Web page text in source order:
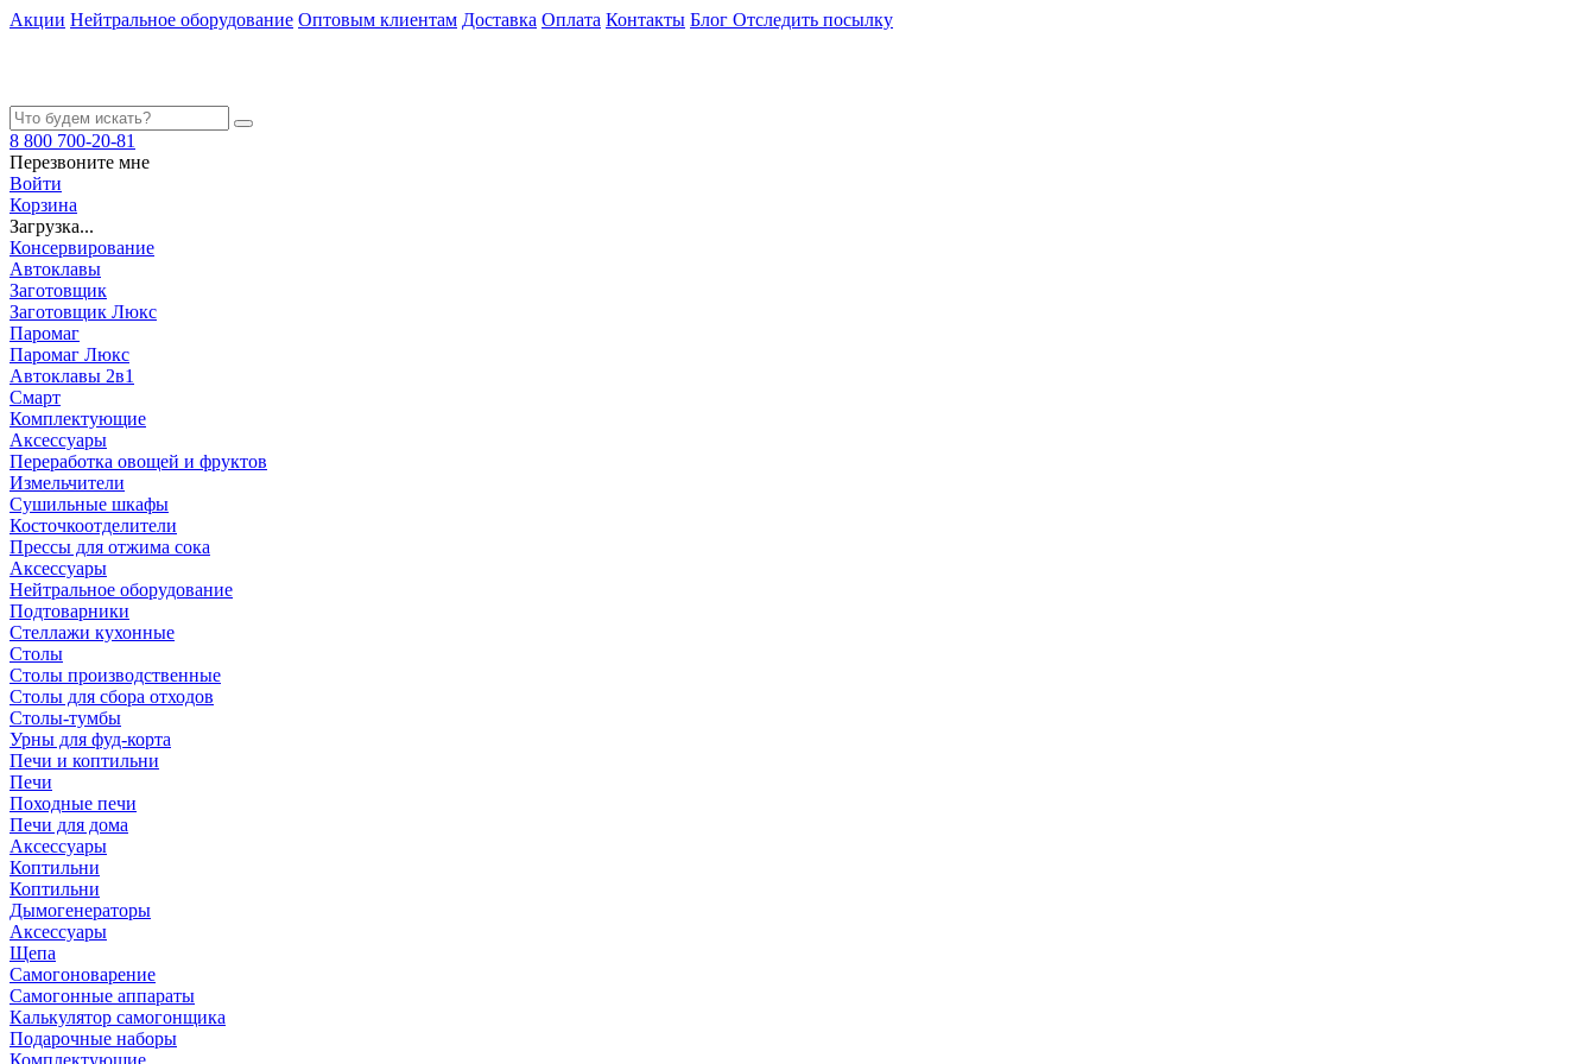
Акции Нейтральное оборудование Оптовым клиентам Доставка Оплата Контакты Блог Отследить посылку
8 800 700-20-81
Перезвоните мне
Войти
Корзина
Загрузка...
Консервирование
Автоклавы
Заготовщик
Заготовщик Люкс
Паромаг
Паромаг Люкс
Автоклавы 2в1
Смарт
Комплектующие
Аксессуары
Переработка овощей и фруктов
Измельчители
Сушильные шкафы
Косточкоотделители
Прессы для отжима сока
Аксессуары
Нейтральное оборудование
Подтоварники
Стеллажи кухонные
Столы
Столы производственные
Столы для сбора отходов
Столы-тумбы
Урны для фуд-корта
Печи и коптильни
Печи
Походные печи
Печи для дома
Аксессуары
Коптильни
Коптильни
Дымогенераторы
Аксессуары
Щепа
Самогоноварение
Самогонные аппараты
Калькулятор самогонщика
Подарочные наборы
Комплектующие